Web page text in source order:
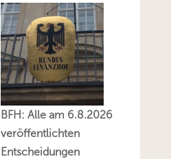
BFH: Alle am 6.8.2026
veröffentlichten
Entscheidungen